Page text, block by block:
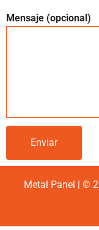
Mensaje (opcional)
Metal Panel | ©